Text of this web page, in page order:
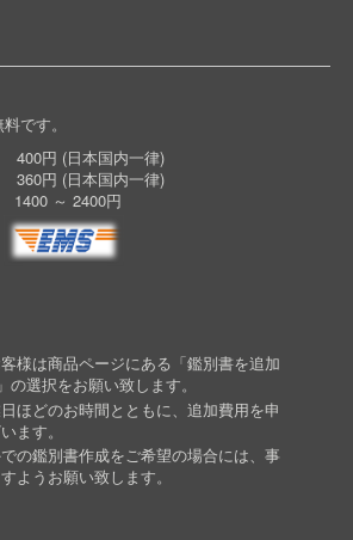
です。
(日本国内一律)
360円 (日本国内一律)
～ 2400円
様は商品ページにある「鑑別書を追加
選択をお願い致します。
ほどのお時間とともに、追加費用を申
ます。
の鑑別書作成をご希望の場合には、事
ようお願い致します。